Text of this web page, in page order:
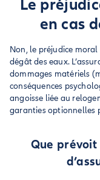
Le
en cas
Non, le préjudice moral
dégât des eaux.
dommages matériels
conséquences
angoisse liée au
garanties optionnelles
Que